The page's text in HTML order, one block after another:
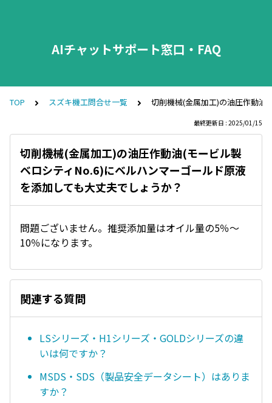
AIチャットサポート窓口・FAQ
TOP スズキ機工問合せ一覧 切削機械(金属加工)の油圧作動油
最終更新日 : 2025/01/15
切削機械(金属加工)の油圧作動油(モービル製
ベロシティNo.6)にベルハンマーゴールド原液
を添加しても大丈夫でしょうか？
問題ございません。推奨添加量はオイル量の5％～
10％になります。
関連する質問
LSシリーズ・H1シリーズ・GOLDシリーズの違
いは何ですか？
MSDS・SDS（製品安全データシート）はありま
すか？